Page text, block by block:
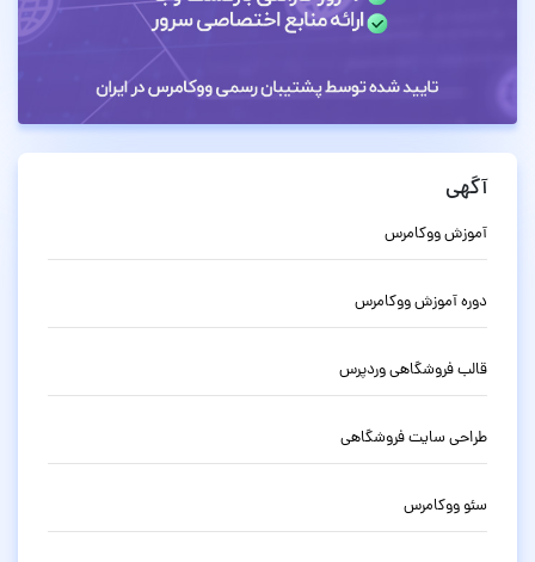
آگهی
آموزش ووکامرس
دوره آموزش ووکامرس
قالب فروشگاهی وردپرس
طراحی سایت فروشگاهی
سئو ووکامرس